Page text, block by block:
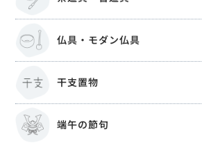
仏具・モダン仏具
干支置物
端午の節句